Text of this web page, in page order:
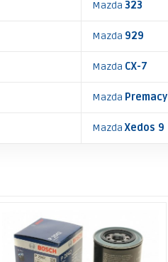
Mazda 323
Mazda 929
Mazda CX-7
Mazda Premacy
Mazda Xedos 9